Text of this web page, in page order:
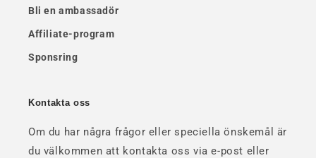
Bli en ambassadör
Affiliate-program
Sponsring
Kontakta oss
Om du har några frågor eller speciella önskemål är
du välkommen att kontakta oss via e-post eller